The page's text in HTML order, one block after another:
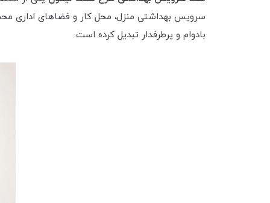
سرویس بهداشتی منزل، محل کار و فضاهای اداری
بادوام و پرطرفدار تبدیل کرده است.